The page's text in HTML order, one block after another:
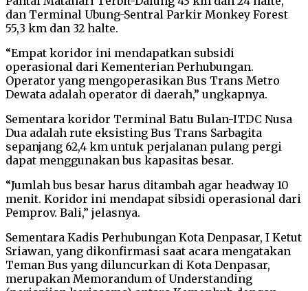
dan Terminal Ubung-Sentral Parkir Monkey Forest
55,3 km dan 32 halte.
“Empat koridor ini mendapatkan subsidi
operasional dari Kementerian Perhubungan.
Operator yang mengoperasikan Bus Trans Metro
Dewata adalah operator di daerah,” ungkapnya.
Sementara koridor Terminal Batu Bulan-ITDC Nusa
Dua adalah rute eksisting Bus Trans Sarbagita
sepanjang 62,4 km untuk perjalanan pulang pergi
dapat menggunakan bus kapasitas besar.
“Jumlah bus besar harus ditambah agar headway 10
menit. Koridor ini mendapat sibsidi operasional dari
Pemprov. Bali,” jelasnya.
Sementara Kadis Perhubungan Kota Denpasar, I Ketut
Sriawan, yang dikonfirmasi saat acara mengatakan
Teman Bus yang diluncurkan di Kota Denpasar,
merupakan Memorandum of Understanding